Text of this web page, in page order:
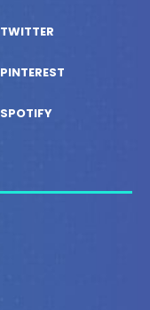
TWITTER
PINTEREST
SPOTIFY